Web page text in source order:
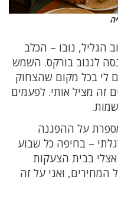
הגליל, נובו – הכלב
לגנוב בורקס. השמש
לי בכל מקום שהצחוק
זה מציל אותי. לפעמים
על ההפגנה
– בחיפה כל שבוע
בבית הצעקות
ואני על זה